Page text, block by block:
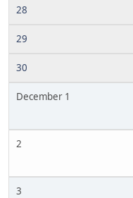
28
29
30
December 1
2
3